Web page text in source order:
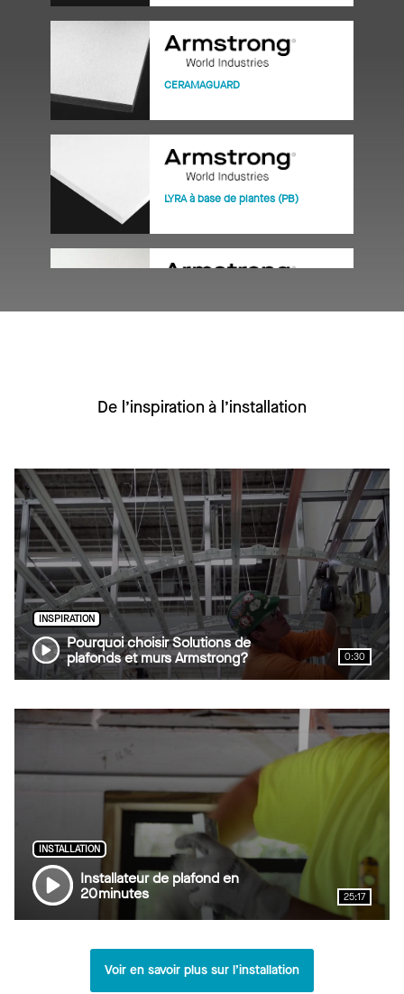
CERAMAGUARD
LYRA à base de plantes (PB)
OPTIMA suspendu carré et
De l’inspiration à l’installation
INSPIRATION
Pourquoi choisir Solutions de
plafonds et murs Armstrong?
0:30
INSTALLATION
Installateur de plafond en
20 minutes
25:17
Voir en savoir plus sur l’installation